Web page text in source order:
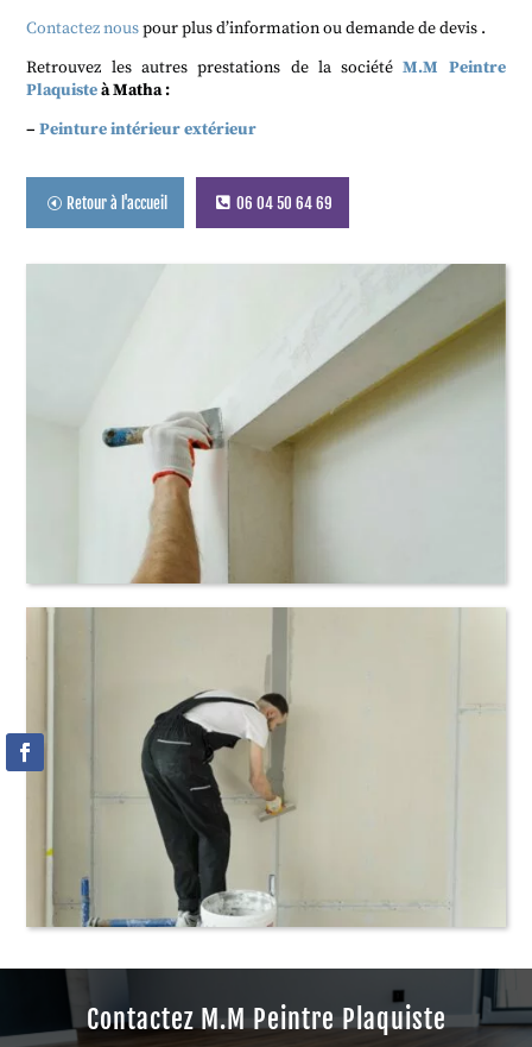
Contactez nouspour plus d’information ou demande de devis .
Retrouvez les autres prestations de la société M.M Peintre
Plaquisteà Matha :
–Peinture intérieur extérieur
Retour à l'accueil 06 04 50 64 69
Contactez M.M Peintre Plaquiste